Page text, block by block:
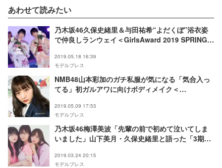
あわせて読みたい
乃木坂46久保史緒里＆与田祐希“よだくぼ”浴衣姿
で仲良しランウェイ＜GirlsAward 2019 SPRING／
2019.05.18 16:39
モデルプレス
NMB48山本彩加のガチ私服が気になる「気合入っ
てる」初ガルアワに向けボディメイク＜
2019.05.09 17:53
モデルプレス
乃木坂46梅澤美波「先輩の前で初めて泣いてしま
いました」山下美月・久保史緒里と語った「3期生
2019.03.24 20:15
モデルプレス